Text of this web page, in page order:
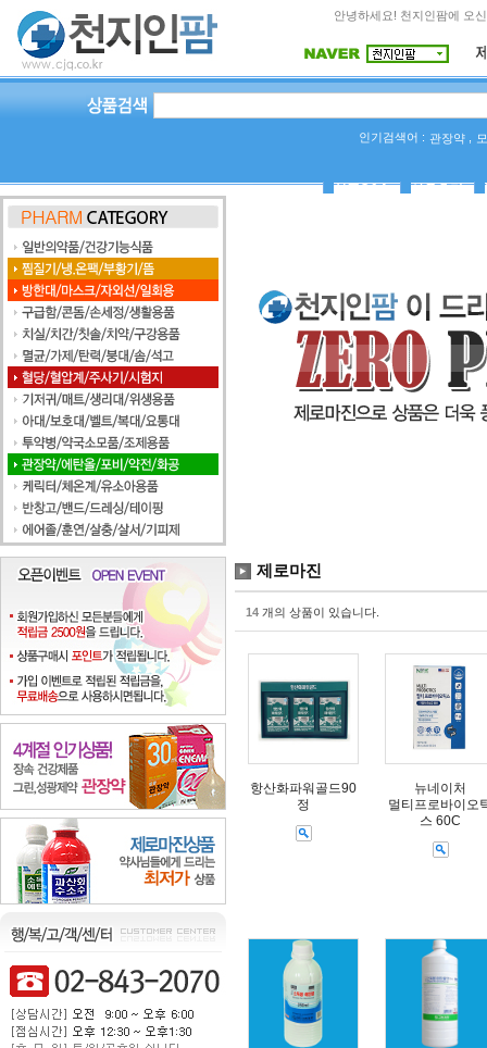
안녕하세요! 천지인팜에 오
인기검색어 : 관장약
상품Q&A 사용후기
제로마진
14 개의 상품이 있습니다.
항산화파워골드90
정
뉴네이처
멀티프로바이오
스 60C